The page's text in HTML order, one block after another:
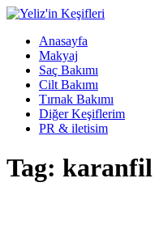
Anasayfa
Makyaj
Saç Bakımı
Cilt Bakımı
Tırnak Bakımı
Diğer Keşiflerim
PR & iletisim
Tag: karanfil